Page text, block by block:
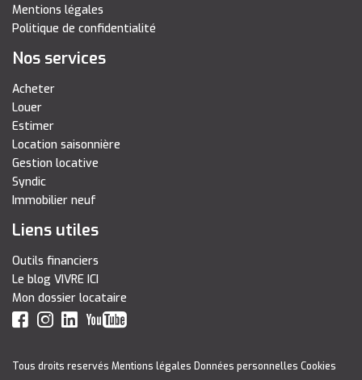
Mentions légales
Politique de confidentialité
Nos services
Acheter
Louer
Estimer
Location saisonnière
Gestion locative
Syndic
Immobilier neuf
Liens utiles
Outils financiers
Le blog VIVRE ICI
Mon dossier locataire
Tous droits reservés Mentions légales Données personnelles Cookies